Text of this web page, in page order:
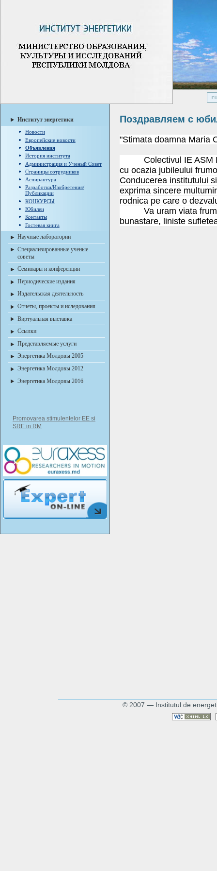
Институт энергетики
Новости
Европейские новости
Объявления
История института
Администрация и Ученый Совет
Страницы сотрудников
Аспирантура
Разработки/Изобретения/
Публикации
КОНКУРСЫ
Юбилеи
Контакты
Гостевая книга
Научные лаборатории
Специализированные ученые
советы
Семинары и конференции
Периодические издания
Издательская деятельность
Отчеты, проекты и иследования
Виртуальная выставка
Ссылки
Представляемые услуги
Энергетика Молдовы 2005
Энергетика Молдовы 2012
Энергетика Молдовы 2016
Promovarea stimulentelor EE si
SRE in RM
Поздравляем с
"Stimata doamna Maria
Colectivul IE ASM
cu ocazia jubileului
Conducerea institutului
exprima sincere
rodnica pe care o
Va uram viata
bunastare, liniste
© 2007 — Institutul de